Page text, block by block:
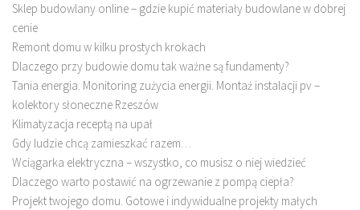
Sklep budowlany online – gdzie kupić materiały budowlane w dobrej
cenie
Remont domu w kilku prostych krokach
Dlaczego przy budowie domu tak ważne są fundamenty?
Tania energia. Monitoring zużycia energii. Montaż instalacji pv –
kolektory słoneczne Rzeszów
Klimatyzacja receptą na upał
Gdy ludzie chcą zamieszkać razem…
Wciągarka elektryczna – wszystko, co musisz o niej wiedzieć
Dlaczego warto postawić na ogrzewanie z pompą ciepła?
Projekt twojego domu. Gotowe i indywidualne projekty małych